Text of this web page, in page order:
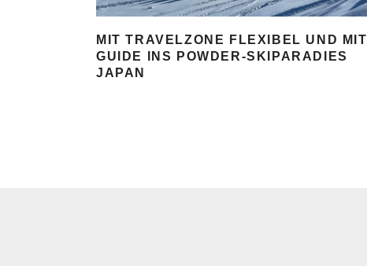
MIT TRAVELZONE FLEXIBEL UND MIT
GUIDE INS POWDER-SKIPARADIES
JAPAN